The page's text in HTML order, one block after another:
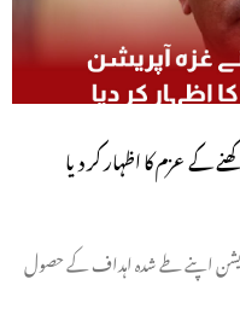
کے عزم کا اظہار کر دیا
اپنے طے شدہ اہداف کے حصول